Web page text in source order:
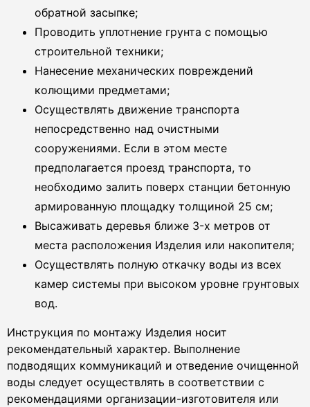
обратной засыпке;
Проводить уплотнение грунта с помощью
строительной техники;
Нанесение механических повреждений
колющими предметами;
Осуществлять движение транспорта
непосредственно над очистными
сооружениями. Если в этом месте
предполагается проезд транспорта, то
необходимо залить поверх станции бетонную
армированную площадку толщиной 25 см;
Высаживать деревья ближе 3-x метров от
места расположения Изделия или накопителя;
Осуществлять полную откачку воды из всех
камер системы при высоком уровне грунтовых
вод.
Инструкция по монтажу Изделия носит
рекомендательный характер. Выполнение
подводящих коммуникаций и отведение очищенной
воды следует осуществлять в соответствии с
рекомендациями организации-изготовителя или